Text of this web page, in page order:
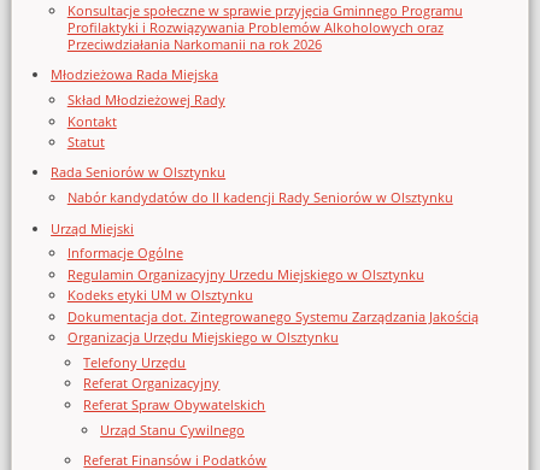
Konsultacje społeczne w sprawie przyjęcia Gminnego Programu
Profilaktyki i Rozwiązywania Problemów Alkoholowych oraz
Przeciwdziałania Narkomanii na rok 2026
Młodzieżowa Rada Miejska
Skład Młodzieżowej Rady
Kontakt
Statut
Rada Seniorów w Olsztynku
Nabór kandydatów do II kadencji Rady Seniorów w Olsztynku
Urząd Miejski
Informacje Ogólne
Regulamin Organizacyjny Urzedu Miejskiego w Olsztynku
Kodeks etyki UM w Olsztynku
Dokumentacja dot. Zintegrowanego Systemu Zarządzania Jakością
Organizacja Urzędu Miejskiego w Olsztynku
Telefony Urzędu
Referat Organizacyjny
Referat Spraw Obywatelskich
Urząd Stanu Cywilnego
Referat Finansów i Podatków